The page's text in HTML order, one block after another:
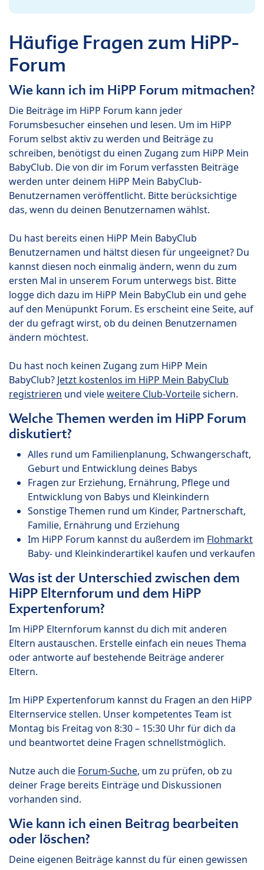
Häufige Fragen zum HiPP-
Forum
Wie kann ich im HiPP Forum mitmachen?
Die Beiträge im HiPP Forum kann jeder
Forumsbesucher einsehen und lesen. Um im HiPP
Forum selbst aktiv zu werden und Beiträge zu
schreiben, benötigst du einen Zugang zum HiPP Mein
BabyClub. Die von dir im Forum verfassten Beiträge
werden unter deinem HiPP Mein BabyClub-
Benutzernamen veröffentlicht. Bitte berücksichtige
das, wenn du deinen Benutzernamen wählst.
Du hast bereits einen HiPP Mein BabyClub
Benutzernamen und hältst diesen für ungeeignet? Du
kannst diesen noch einmalig ändern, wenn du zum
ersten Mal in unserem Forum unterwegs bist. Bitte
logge dich dazu im HiPP Mein BabyClub ein und gehe
auf den Menüpunkt Forum. Es erscheint eine Seite, auf
der du gefragt wirst, ob du deinen Benutzernamen
ändern möchtest.
Du hast noch keinen Zugang zum HiPP Mein
BabyClub? Jetzt kostenlos im HiPP Mein BabyClub
registrieren und vieleweitere Club-Vorteilesichern.
Welche Themen werden im HiPP Forum
diskutiert?
Alles rund um Familienplanung, Schwangerschaft,
Geburt und Entwicklung deines Babys
Fragen zur Erziehung, Ernährung, Pflege und
Entwicklung von Babys und Kleinkindern
Sonstige Themen rund um Kinder, Partnerschaft,
Familie, Ernährung und Erziehung
Im HiPP Forum kannst du außerdem im Flohmarkt
Baby- und Kleinkinderartikel kaufen und verkaufen
Was ist der Unterschied zwischen dem
HiPP Elternforum und dem HiPP
Expertenforum?
Im HiPP Elternforum kannst du dich mit anderen
Eltern austauschen. Erstelle einfach ein neues Thema
oder antworte auf bestehende Beiträge anderer
Eltern.
Im HiPP Expertenforum kannst du Fragen an den HiPP
Elternservice stellen. Unser kompetentes Team ist
Montag bis Freitag von 8:30 – 15:30 Uhr für dich da
und beantwortet deine Fragen schnellstmöglich.
Nutze auch die Forum-Suche, um zu prüfen, ob zu
deiner Frage bereits Einträge und Diskussionen
vorhanden sind.
Wie kann ich einen Beitrag bearbeiten
oder löschen?
Deine eigenen Beiträge kannst du für einen gewissen